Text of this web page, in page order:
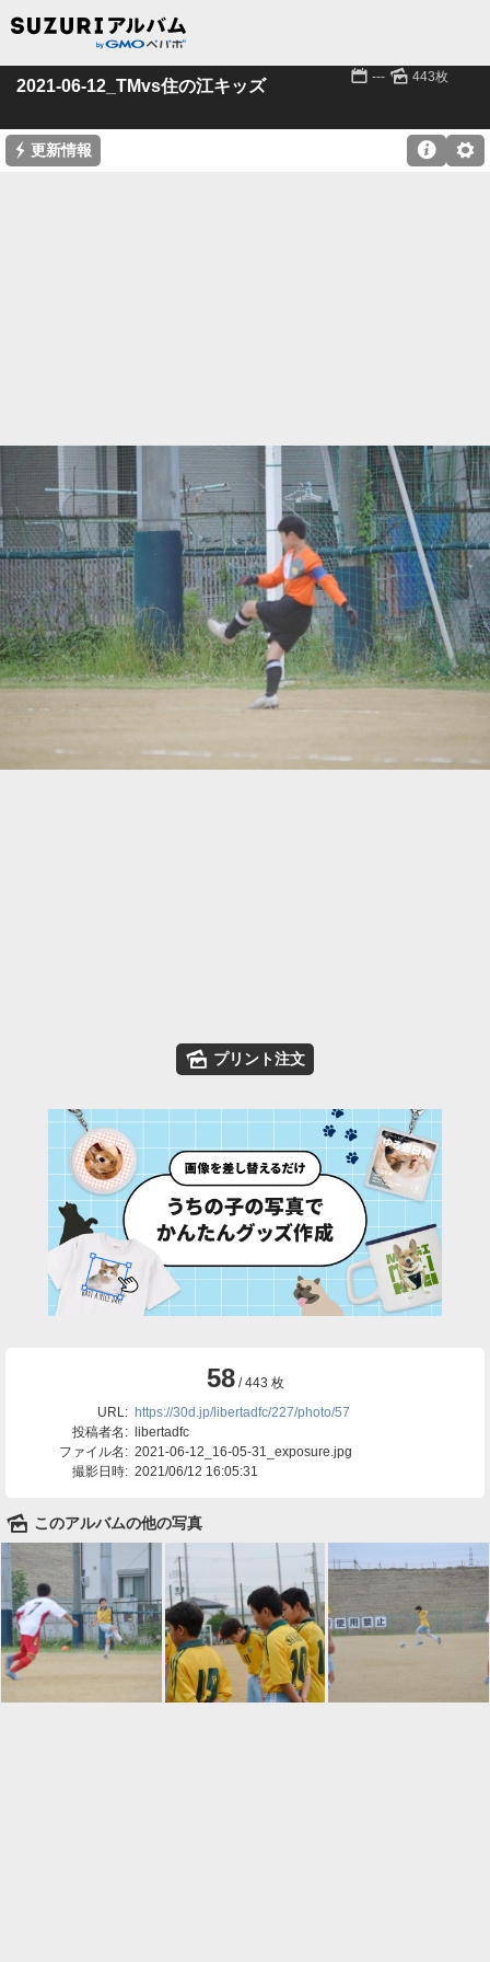
2021-06-12_TMvs住の江キッズ 📅 --- 🌄 443枚
⚡ 更新情報 ⚙

🌄 プリント注文
58 / 443 枚
URL: https://30d.jp/libertadfc/227/photo/57
投稿者名: libertadfc
ファイル名: 2021-06-12_16-05-31_exposure.jpg
撮影日時: 2021/06/12 16:05:31
🌄 このアルバムの他の写真